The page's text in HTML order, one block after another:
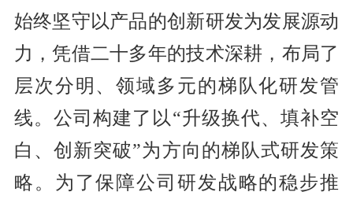
始终坚守以产品的创新研发为发展源动
力，凭借二十多年的技术深耕，布局了
层次分明、领域多元的梯队化研发管
线。公司构建了以“升级换代、填补空
白、创新突破”为方向的梯队式研发策
略。为了保障公司研发战略的稳步推